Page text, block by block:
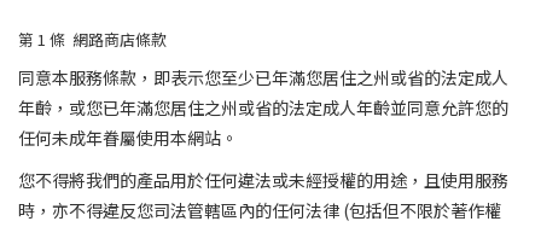
第 1 條 網路商店條款
同意本服務條款，即表示您至少已年滿您居住之州或省的法定成人
年齡，或您已年滿您居住之州或省的法定成人年齡並同意允許您的
任何未成年眷屬使用本網站。
您不得將我們的產品用於任何違法或未經授權的用途，且使用服務
時，亦不得違反您司法管轄區內的任何法律 (包括但不限於著作權